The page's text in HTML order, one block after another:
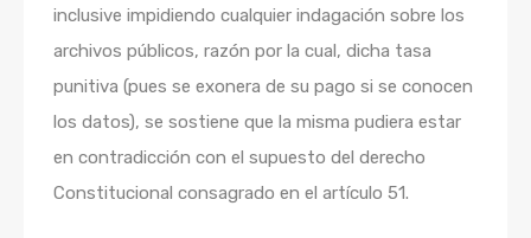
inclusive impidiendo cualquier indagación sobre los
archivos públicos, razón por la cual, dicha tasa
punitiva (pues se exonera de su pago si se conocen
los datos), se sostiene que la misma pudiera estar
en contradicción con el supuesto del derecho
Constitucional consagrado en el artículo 51.